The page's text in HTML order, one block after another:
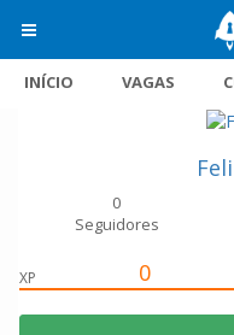
INÍCIO VAGAS
0
Seguidores
XP 0